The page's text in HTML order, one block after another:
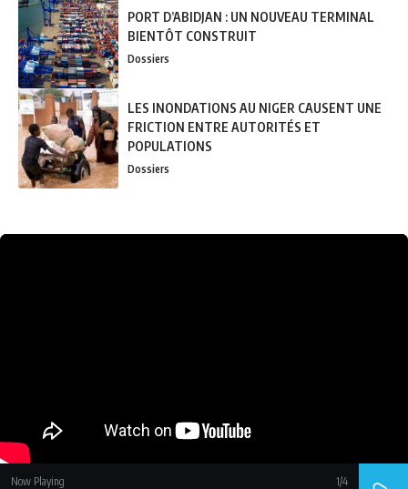
PORT D’ABIDJAN : UN NOUVEAU TERMINAL
BIENTÔT CONSTRUIT
Dossiers
LES INONDATIONS AU NIGER CAUSENT UNE
FRICTION ENTRE AUTORITÉS ET
POPULATIONS
Dossiers
Now Playing 1/4